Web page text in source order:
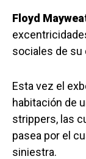
Floyd
sociales de su
Esta vez el
habitación de
strippers, las
pasea por el
siniestra.